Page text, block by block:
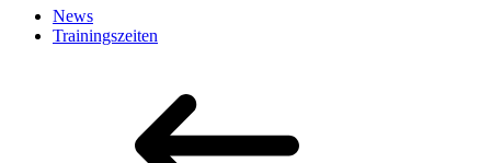
News
Trainingszeiten